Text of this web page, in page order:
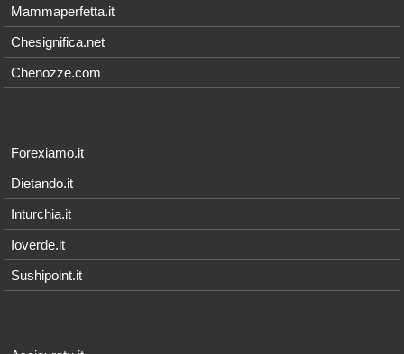
Mammaperfetta.it
Chesignifica.net
Chenozze.com
Forexiamo.it
Dietando.it
Inturchia.it
Ioverde.it
Sushipoint.it